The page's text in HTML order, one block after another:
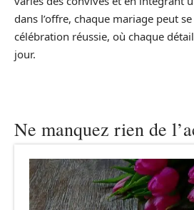
dans l’offre, chaque mariage peut
célébration réussie, où chaque
jour.
Ne manquez rien de